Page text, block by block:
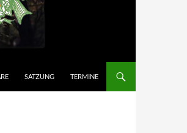
SATZUNG TERMINE